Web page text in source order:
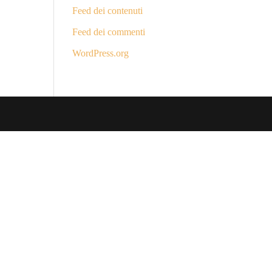
Feed dei contenuti
Feed dei commenti
WordPress.org